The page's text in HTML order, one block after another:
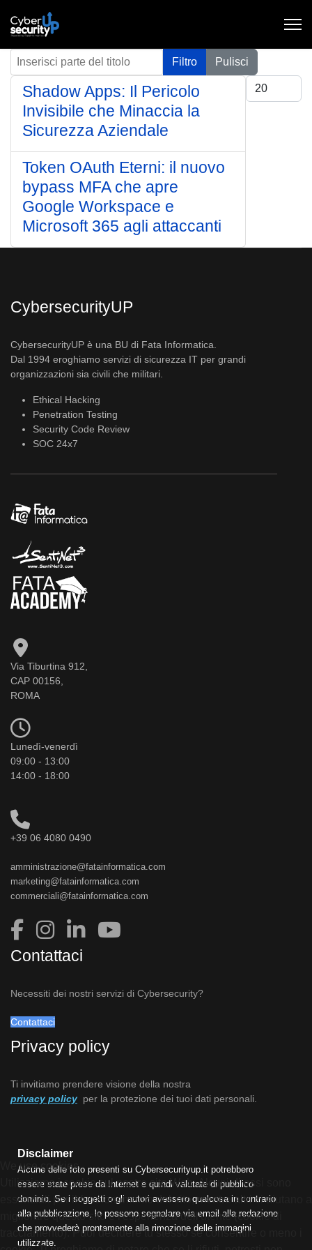
Inserisci parte del titolo Filtro
Pulisci
Visualizza #
Shadow Apps: Il Pericolo
Invisibile che Minaccia la
Sicurezza Aziendale
Token OAuth Eterni: il nuovo
bypass MFA che apre
Google Workspace e
Microsoft 365 agli attaccanti
CybersecurityUP
CybersecurityUP è una BU di Fata Informatica.
Dal 1994 eroghiamo servizi di sicurezza IT per grandi
organizzazioni sia civili che militari.
Ethical Hacking
Penetration Testing
Security Code Review
SOC 24x7
Via Tiburtina 912,
CAP 00156,
ROMA
Lunedì-venerdì
09:00 - 13:00
14:00 - 18:00
+39 06 4080 0490
amministrazione@fatainformatica.com
marketing@fatainformatica.com
commerciali@fatainformatica.com
Contattaci
Necessiti dei nostri servizi di Cybersecurity?
Contattaci
Privacy policy
Ti invitiamo prendere visione della nostra
privacy policy per la protezione dei tuoi dati personali.
Disclaimer
Alcune delle foto presenti su Cybersecurityup.it potrebbero
essere state prese da Internet e quindi valutate di pubblico
dominio. Se i soggetti o gli autori avessero qualcosa in contrario
alla pubblicazione, lo possono segnalare via email alla redazione
che provvederà prontamente alla rimozione delle immagini
utilizzate.
We use cookies
Utilizziamo i cookie sul nostro sito Web. Alcuni di essi sono
essenziali per il funzionamento del sito, mentre altri ci aiutano a
migliorare questo sito e l'esperienza dell'utente (cookie di
tracciamento). Puoi decidere tu stesso se consentire o meno i